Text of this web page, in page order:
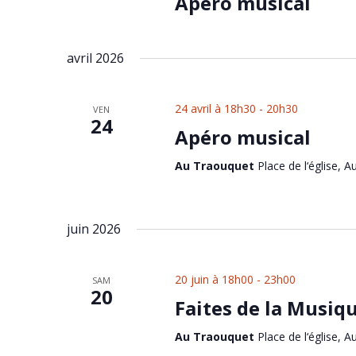
avril 2026
VEN
24
24 avril à 18h30 - 20h30
Apéro musical
Au Traouquet Place de l‘église,
juin 2026
SAM
20
20 juin à 18h00 - 23h00
Faites de la
Au Traouquet Place de l‘église,